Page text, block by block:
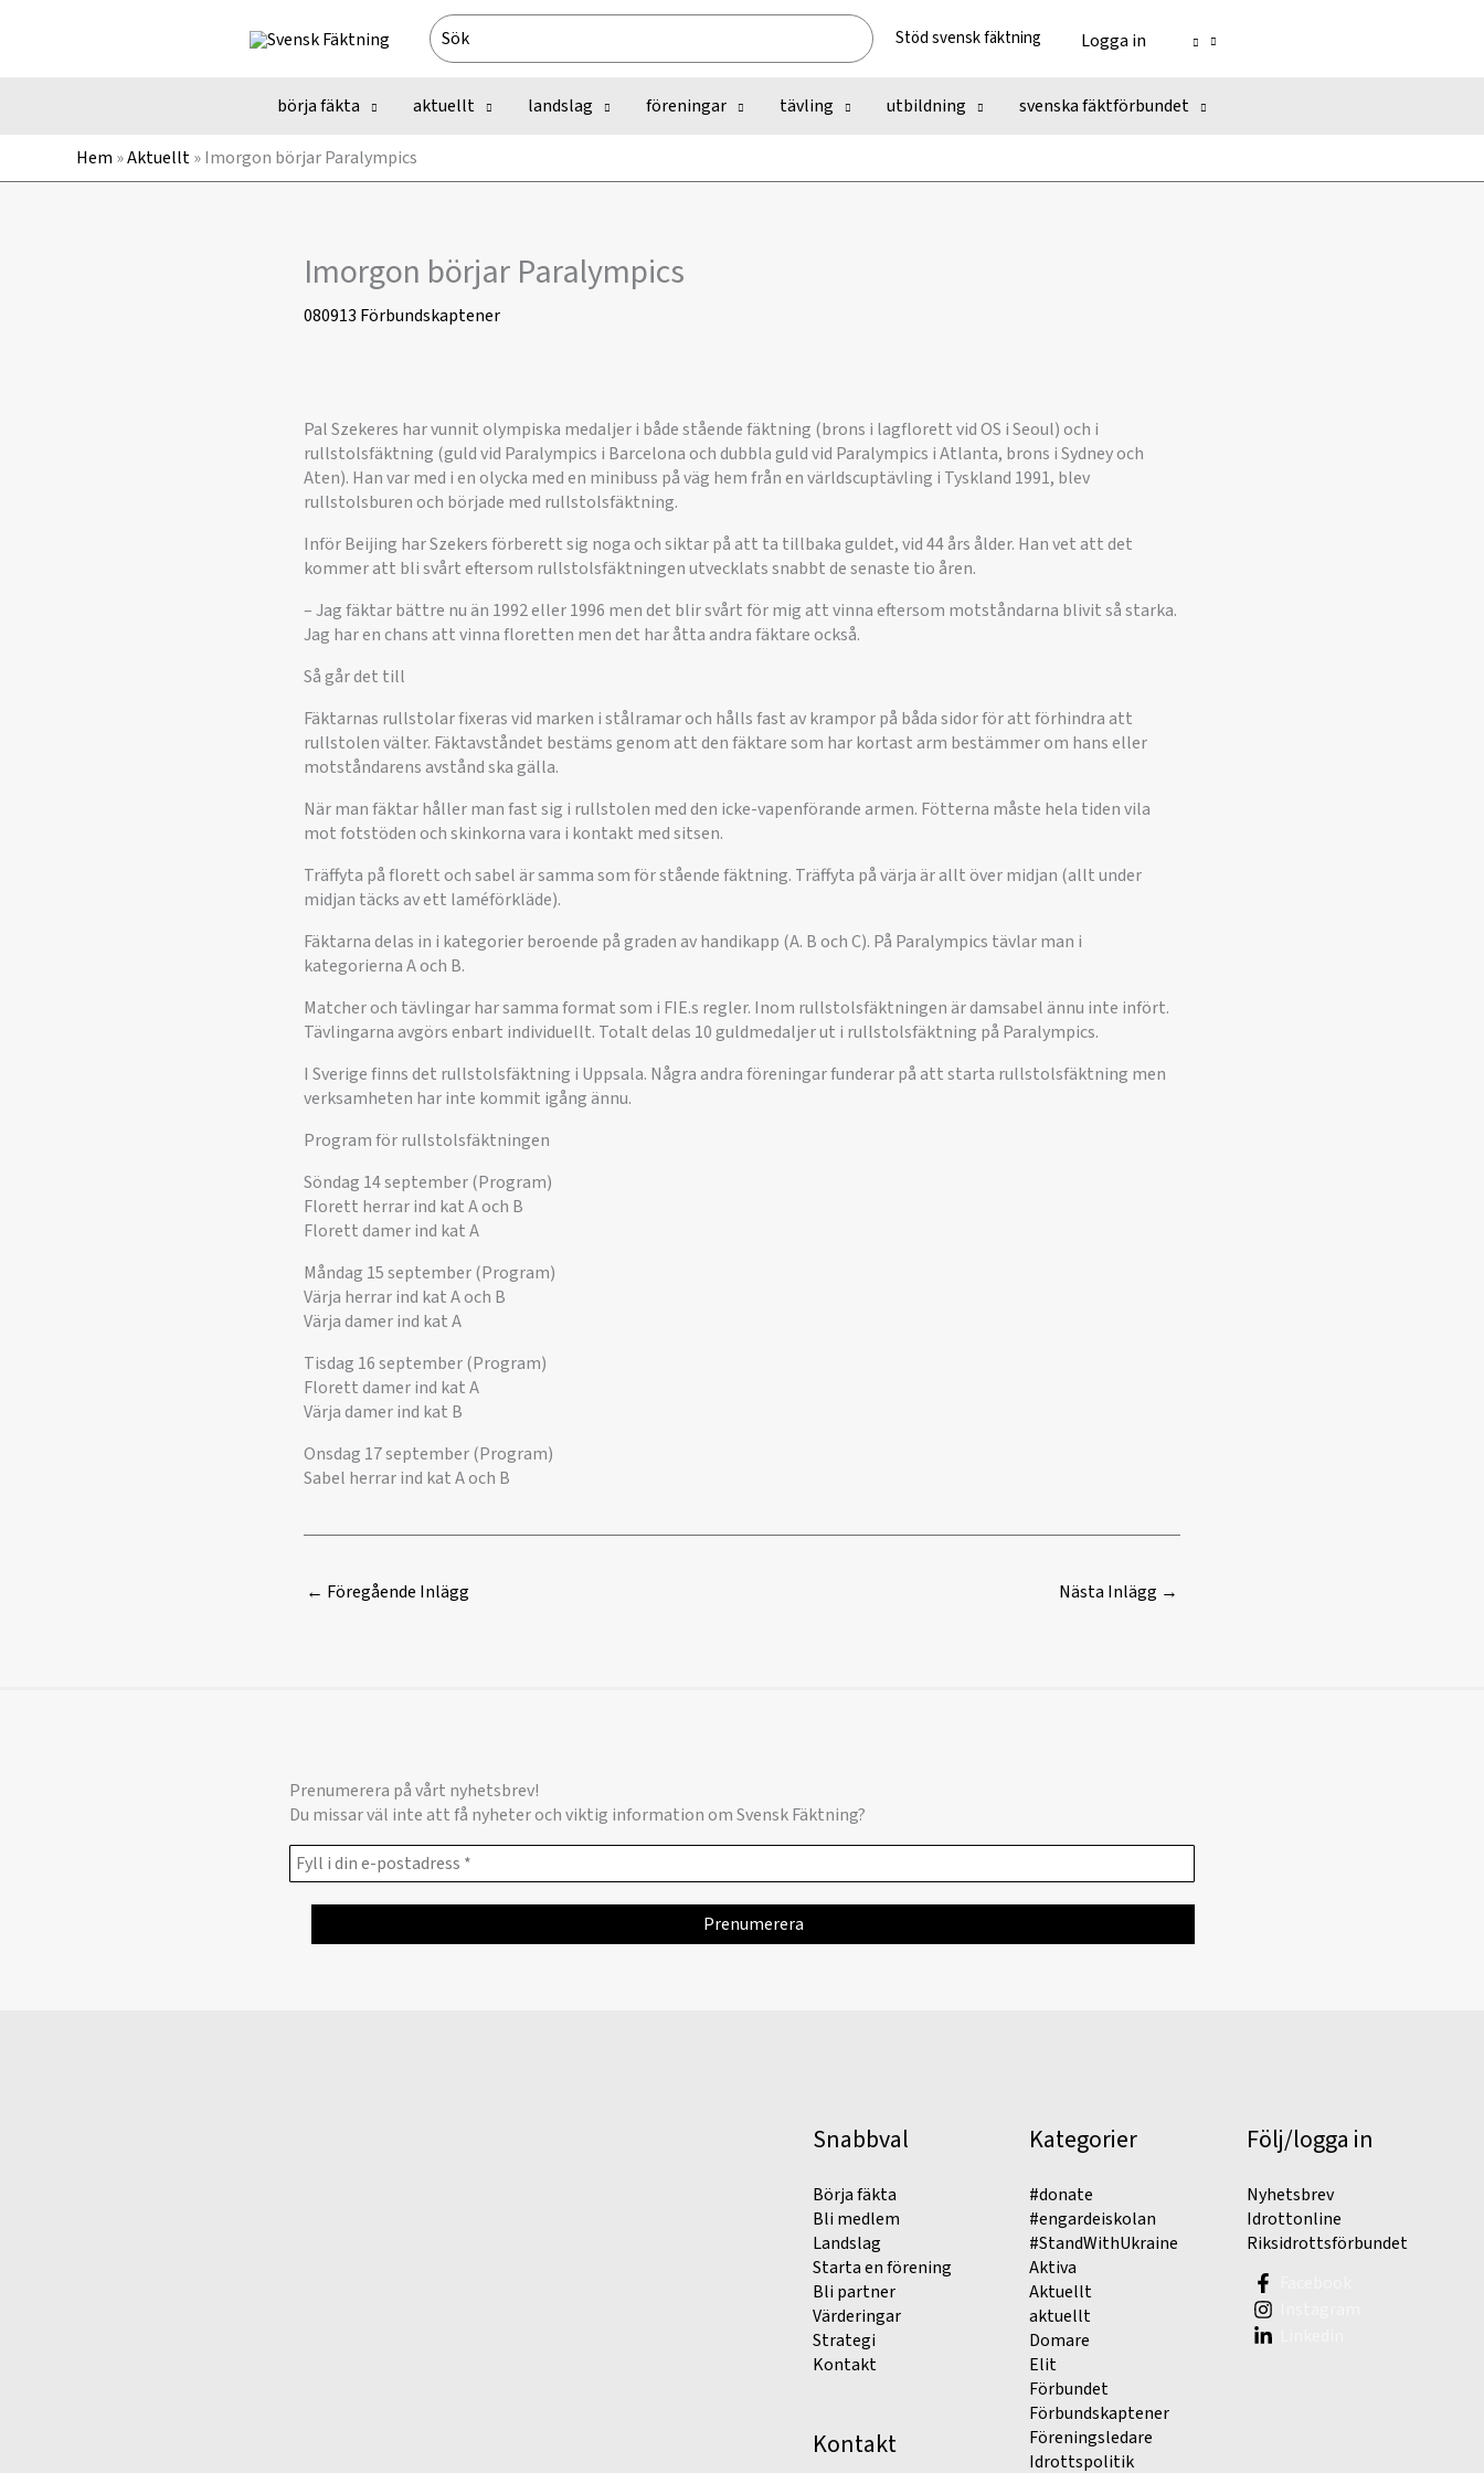
Search
for:
Stöd svensk fäktning Logga in
börja fäkta aktuellt landslag föreningar tävling utbildning svenska fäktförbundet
Hem »Aktuellt»Imorgon börjar Paralympics
Imorgon börjar Paralympics
080913 Förbundskaptener
Pal Szekeres har vunnit olympiska medaljer i både stående fäktning (brons i lagflorett vid OS i Seoul) och i
rullstolsfäktning (guld vid Paralympics i Barcelona och dubbla guld vid Paralympics i Atlanta, brons i Sydney och
Aten). Han var med i en olycka med en minibuss på väg hem från en världscuptävling i Tyskland 1991, blev
rullstolsburen och började med rullstolsfäktning.
Inför Beijing har Szekers förberett sig noga och siktar på att ta tillbaka guldet, vid 44 års ålder. Han vet att det
kommer att bli svårt eftersom rullstolsfäktningen utvecklats snabbt de senaste tio åren.
– Jag fäktar bättre nu än 1992 eller 1996 men det blir svårt för mig att vinna eftersom motståndarna blivit så starka.
Jag har en chans att vinna floretten men det har åtta andra fäktare också.
Så går det till
Fäktarnas rullstolar fixeras vid marken i stålramar och hålls fast av krampor på båda sidor för att förhindra att
rullstolen välter. Fäktavståndet bestäms genom att den fäktare som har kortast arm bestämmer om hans eller
motståndarens avstånd ska gälla.
När man fäktar håller man fast sig i rullstolen med den icke-vapenförande armen. Fötterna måste hela tiden vila
mot fotstöden och skinkorna vara i kontakt med sitsen.
Träffyta på florett och sabel är samma som för stående fäktning. Träffyta på värja är allt över midjan (allt under
midjan täcks av ett laméförkläde).
Fäktarna delas in i kategorier beroende på graden av handikapp (A. B och C). På Paralympics tävlar man i
kategorierna A och B.
Matcher och tävlingar har samma format som i FIE.s regler. Inom rullstolsfäktningen är damsabel ännu inte infört.
Tävlingarna avgörs enbart individuellt. Totalt delas 10 guldmedaljer ut i rullstolsfäktning på Paralympics.
I Sverige finns det rullstolsfäktning i Uppsala. Några andra föreningar funderar på att starta rullstolsfäktning men
verksamheten har inte kommit igång ännu.
Program för rullstolsfäktningen
Söndag 14 september (Program)
Florett herrar ind kat A och B
Florett damer ind kat A
Måndag 15 september (Program)
Värja herrar ind kat A och B
Värja damer ind kat A
Tisdag 16 september (Program)
Florett damer ind kat A
Värja damer ind kat B
Onsdag 17 september (Program)
Sabel herrar ind kat A och B
← Föregående Inlägg Nästa Inlägg →
Prenumerera på vårt nyhetsbrev!
Du missar väl inte att få nyheter och viktig information om Svensk Fäktning?
Snabbval
Börja fäkta
Bli medlem
Landslag
Starta en förening
Bli partner
Värderingar
Strategi
Kontakt
Kontakt
Kategorier
#donate
#engardeiskolan
#StandWithUkraine
Aktiva
Aktuellt
aktuellt
Domare
Elit
Förbundet
Förbundskaptener
Föreningsledare
Idrottspolitik
Följ/logga in
Nyhetsbrev
Idrottonline
Riksidrottsförbundet